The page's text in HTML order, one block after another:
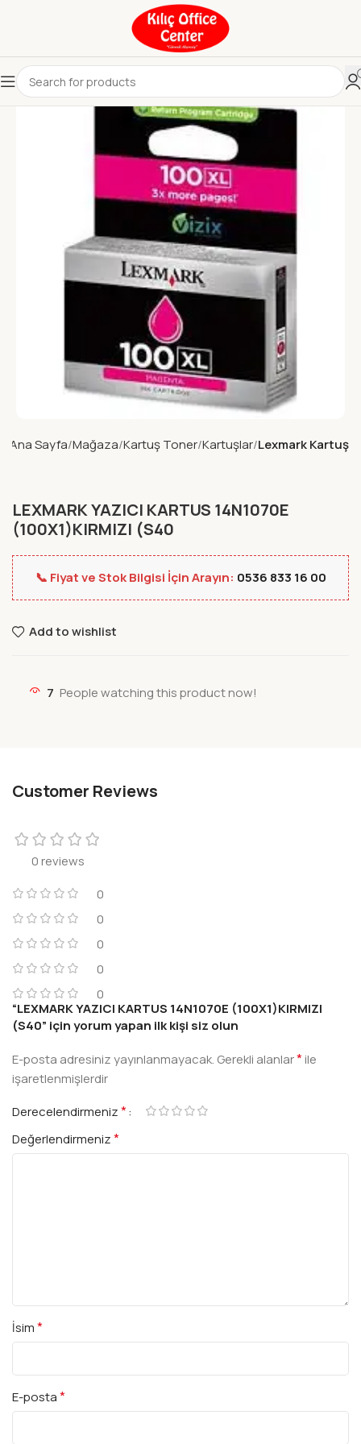
Ana Sayfa Mağaza Kartuş Toner Kartuşlar Lexmark Kartuş
LEXMARK YAZICI KARTUS 14N1070E
(100X1)KIRMIZI (S40
📞 Fiyat ve Stok Bilgisi İçin Arayın: 0536 833 16 00
Add to wishlist
7 People watching this product now!
Customer Reviews
0 reviews
0
0
0
0
0
“LEXMARK YAZICI KARTUS 14N1070E (100X1)KIRMIZI
(S40” için yorum yapan ilk kişi siz olun
E-posta adresiniz yayınlanmayacak. Gerekli alanlar*ile
işaretlenmişlerdir
Derecelendirmeniz*
Değerlendirmeniz*
İsim*
E-posta*